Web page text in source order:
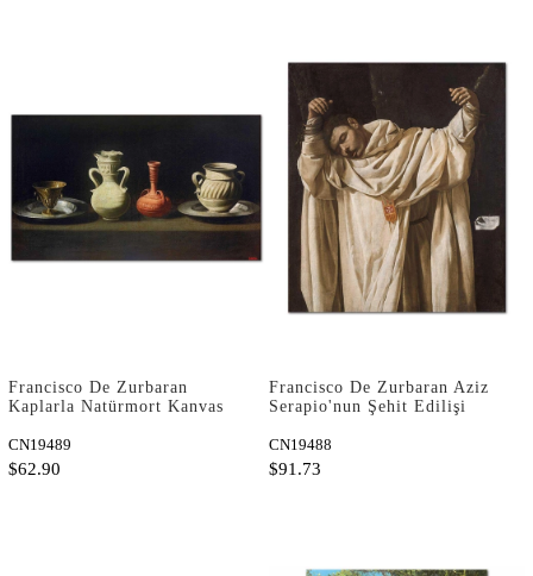
Francisco De Zurbaran
Kaplarla Natürmort Kanvas
CN19489
$62.90
Francisco De Zurbaran Aziz
Serapio'nun Şehit Edilişi
CN19488
$91.73